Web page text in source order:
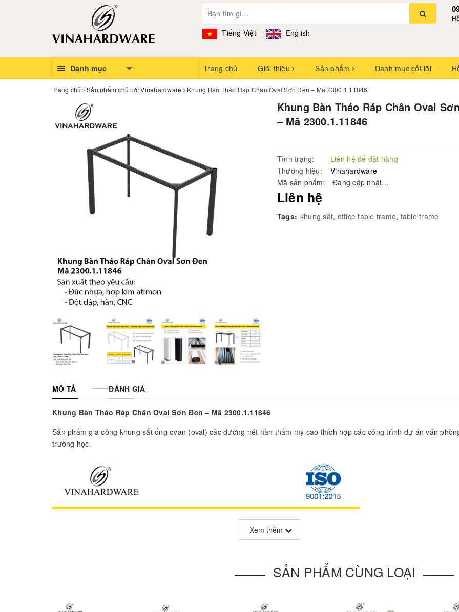
Tiếng Việt English
Danh mục Trang chủ Giới thiệu Sản phẩm Danh mục cốt lõi
Trang chủ Sản phẩm chủ lực Vinahardware Khung Bàn Tháo Ráp Chân Oval Sơn Đen – Mã 2300.1.11846
Khung Bàn Tháo Ráp Chân Oval
– Mã 2300.1.11846
Tình trạng:
Liên hệ để đặt hàng
Thương hiệu:
Vinahardware
Mã sản phẩm:
Đang cập nhật...
Liên hệ
Tags: khung sắt, office table frame, table frame
MÔ TẢ ĐÁNH GIÁ
Khung Bàn Tháo Ráp Chân Oval Sơn Đen – Mã 2300.1.11846
Sản phẩm gia công khung sắt ống ovan (oval) các đường nét hàn thẩm mỹ cao thích hợp các công trình dự án văn
trường học.
Xem thêm
SẢN PHẨM CÙNG LOẠI